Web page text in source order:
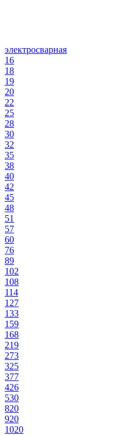
электросварная
16
18
19
20
22
25
28
30
32
35
38
40
42
45
48
51
57
60
76
89
102
108
114
127
133
159
168
219
273
325
377
426
530
820
920
1020